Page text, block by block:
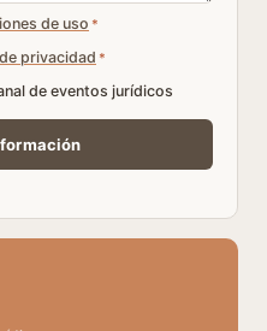
de uso *
privacidad *
de eventos jurídicos